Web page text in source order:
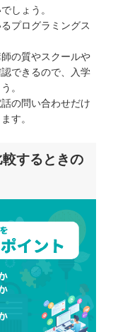
しょう。
プログラミングス
の質やスクールや
できるので、入学
。
の問い合わせだけ
す。
するときの